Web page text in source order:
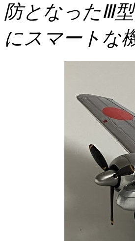
防となったⅢ
にスマートな